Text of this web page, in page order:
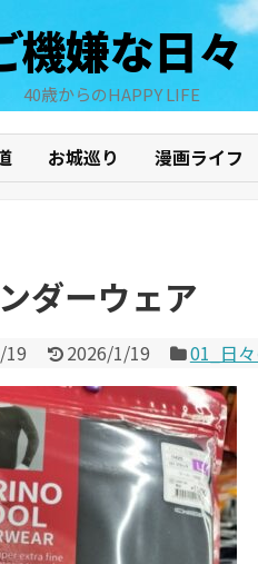
機嫌な日々
40歳からのHAPPY LIFE
お城巡り 漫画ライフ
ダーウェア
19 2026/1/19 01_日